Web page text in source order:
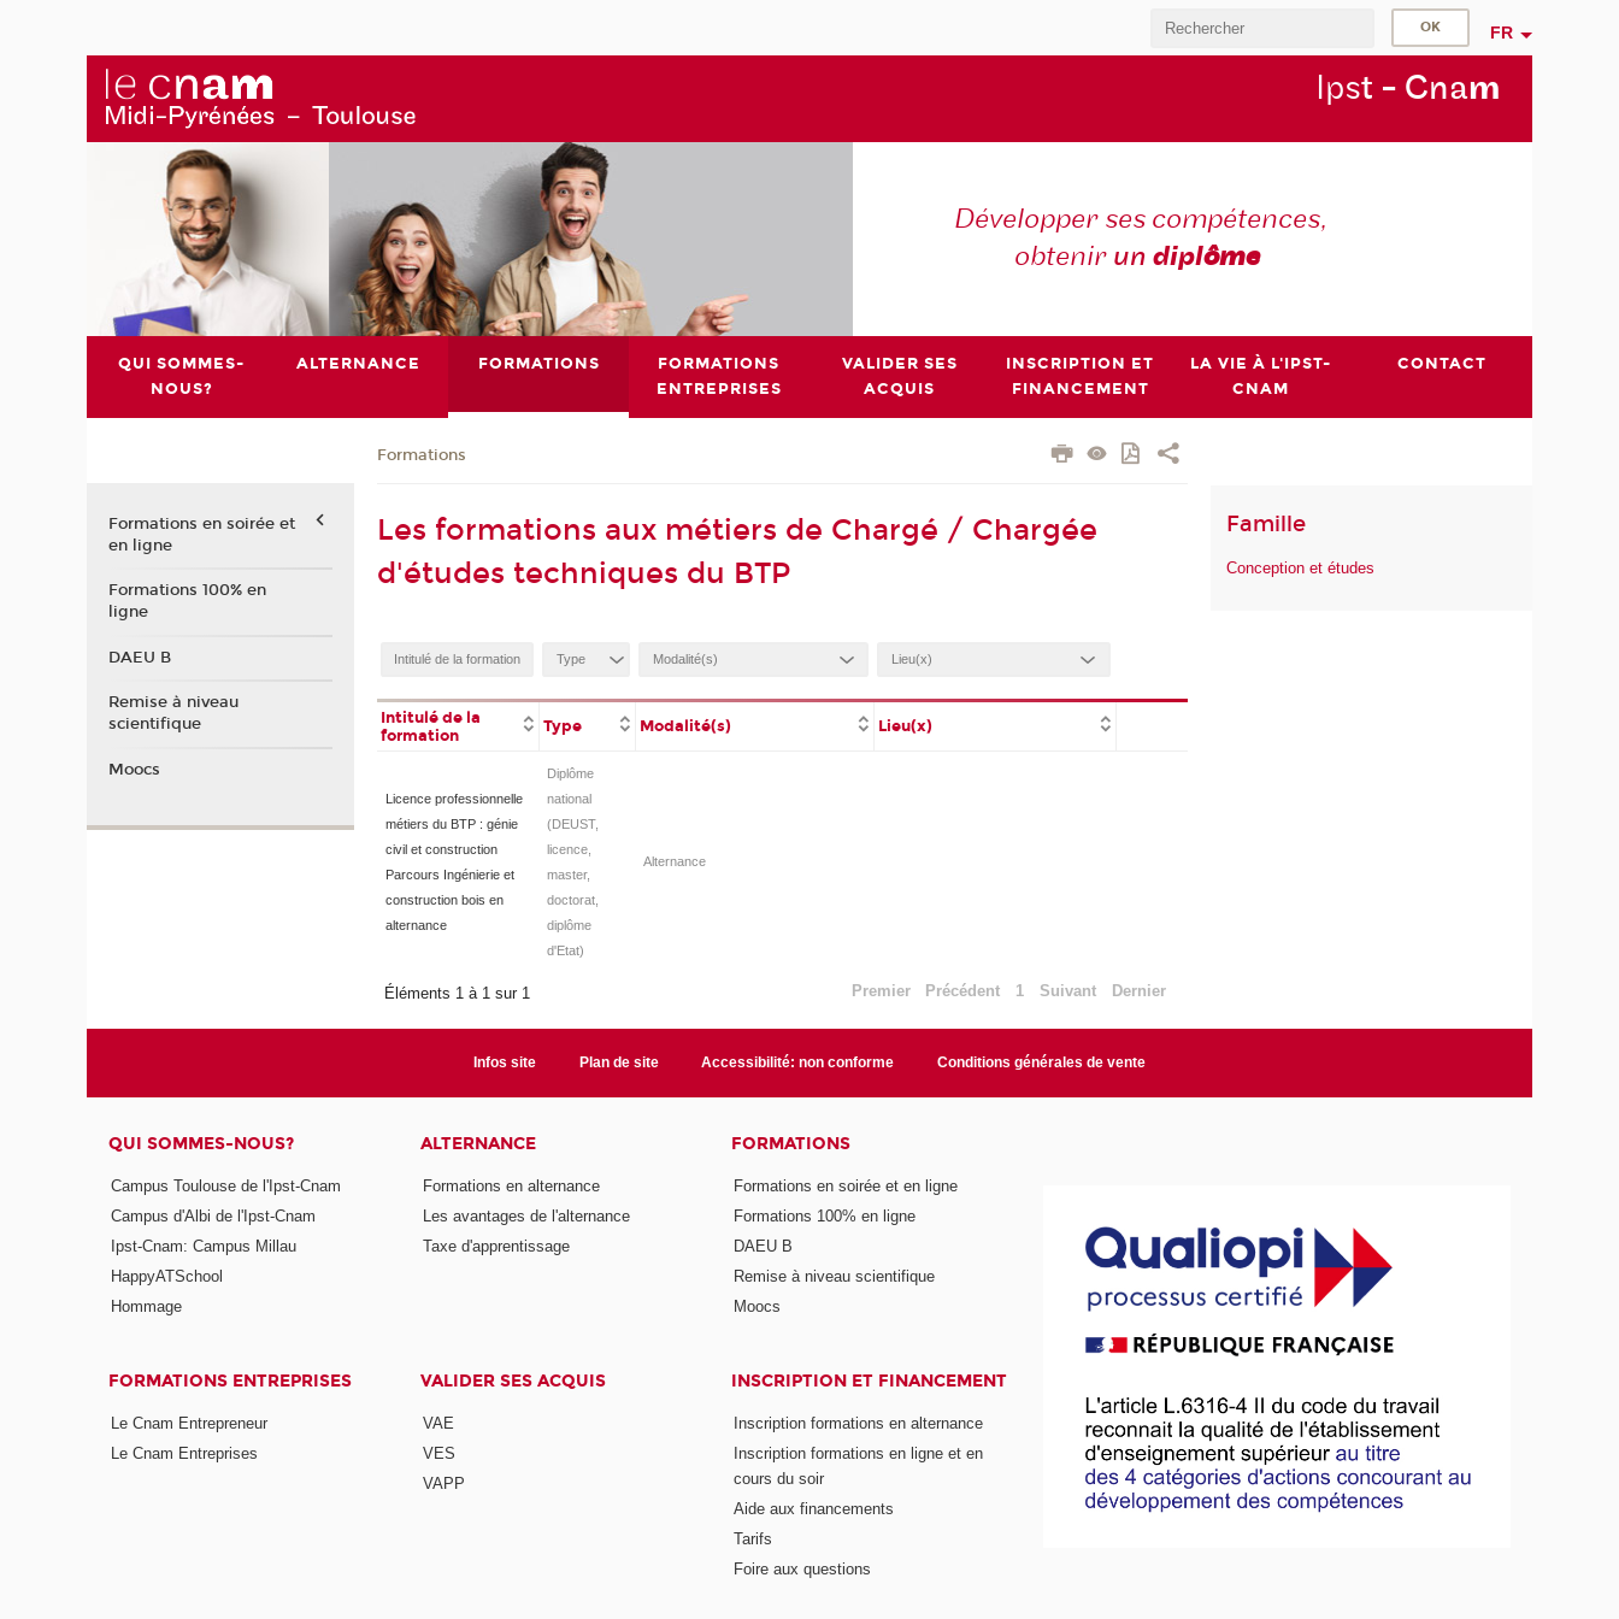
FR
Ipst - Cnam
Développer ses compétences,
obtenir undiplôme
QUI SOMMES-
NOUS?
ALTERNANCE FORMATIONS
FORMATIONS
ENTREPRISES
VALIDER SES
ACQUIS
INSCRIPTION ET
FINANCEMENT
LA VIE À L'IPST-
CNAM
CONTACT
Formations
Les formations aux métiers de Chargé / Chargée
d'études techniques du BTP
Intitulé de la
formation
Type Modalité(s) Lieu(x)
Licence professionnelle
métiers du BTP : génie
civil et construction
Parcours Ingénierie et
construction bois en
alternance
Diplôme
national
(DEUST,
licence,
master,
doctorat,
diplôme
d'Etat)
Alternance
Éléments 1 à 1 sur 1 Premier Précédent 1 Suivant Dernier
Famille
Conception et études
Formations en soirée et
en ligne
Formations 100% en
ligne
DAEU B
Remise à niveau
scientifique
Moocs
Infos site Plan de site Accessibilité: non conforme Conditions générales de vente
QUI SOMMES-NOUS?
Campus Toulouse de l'Ipst-Cnam
Campus d'Albi de l'Ipst-Cnam
Ipst-Cnam: Campus Millau
HappyATSchool
Hommage
ALTERNANCE
Formations en alternance
Les avantages de l'alternance
Taxe d'apprentissage
FORMATIONS
Formations en soirée et en ligne
Formations 100% en ligne
DAEU B
Remise à niveau scientifique
Moocs
FORMATIONS ENTREPRISES
Le Cnam Entrepreneur
Le Cnam Entreprises
VALIDER SES ACQUIS
VAE
VES
VAPP
INSCRIPTION ET FINANCEMENT
Inscription formations en alternance
Inscription formations en ligne et en
cours du soir
Aide aux financements
Tarifs
Foire aux questions